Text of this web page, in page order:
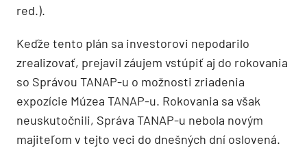
red.).
Keďže tento plán sa investorovi nepodarilo
zrealizovať, prejavil záujem vstúpiť aj do rokovania
so Správou TANAP-u o možnosti zriadenia
expozície Múzea TANAP-u. Rokovania sa však
neuskutočnili, Správa TANAP-u nebola novým
majiteľom v tejto veci do dnešných dní oslovená.